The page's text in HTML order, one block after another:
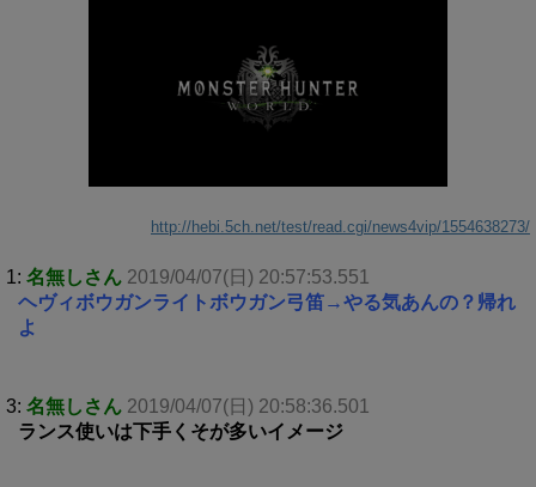
http://hebi.5ch.net/test/read.cgi/news4vip/1554638273/
1: 名無しさん 2019/04/07(日) 20:57:53.551
ヘヴィボウガンライトボウガン弓笛→やる気あんの？帰れ
よ
3: 名無しさん 2019/04/07(日) 20:58:36.501
ランス使いは下手くそが多いイメージ